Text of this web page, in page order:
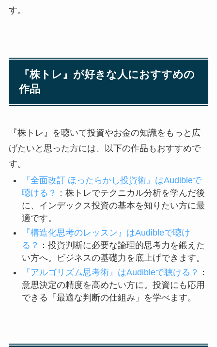
す。
『株トレ』が好きな人におすすめの
作品
『株トレ』を聴いて投資やお金の知識をもっと広
げたいと思った方には、以下の作品もおすすめで
す。
『全面改訂 ほったらかし投資術』はAudibleで
聴ける？
：株トレでテクニカル分析を学んだ後
に、インデックス投資の基本を知りたい方に最
適です。
『構造化思考のレッスン』はAudibleで聴け
る？
：投資判断に必要な論理的思考力を鍛えた
い方へ。ビジネスの基礎力を底上げできます。
『アルゴリズム思考術』はAudibleで聴ける？
：
意思決定の精度を高めたい方に。投資にも応用
できる「最適な判断の仕組み」を学べます。